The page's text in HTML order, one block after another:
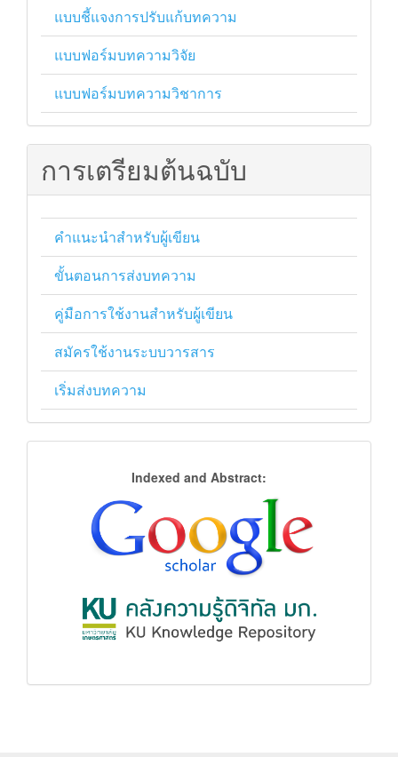
แบบชี้แจงการปรับแก้บทความ
แบบฟอร์มบทความวิจัย
แบบฟอร์มบทความวิชาการ
การเตรียมต้นฉบับ
คำแนะนำสำหรับผู้เขียน
ขั้นตอนการส่งบทความ
คู่มือการใช้งานสำหรับผู้เขียน
สมัครใช้งานระบบวารสาร
เริ่มส่งบทความ
ข้อมูล
Indexed and Abstract: